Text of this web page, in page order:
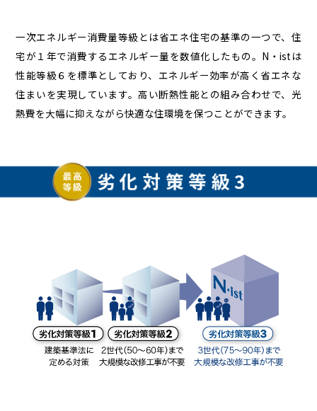
一次エネルギー消費量等級とは省エネ住宅の基準の一つで、住
宅が１年で消費するエネルギー量を数値化したもの。N・istは
性能等級６を標準としており、エネルギー効率が高く省エネな
住まいを実現しています。高い断熱性能との組み合わせで、光
熱費を大幅に抑えながら快適な住環境を保つことができます。